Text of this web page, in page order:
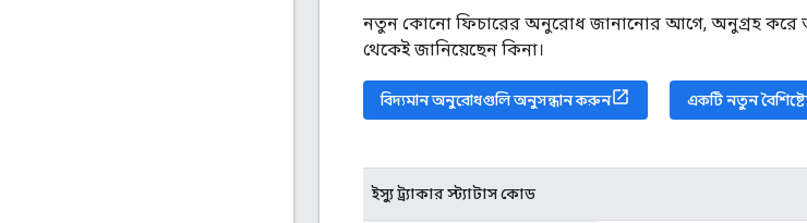
নতুন কোনো ফিচারের অনুরোধ জানানোর আগে, অনুগ্রহ
থেকেই জানিয়েছেন কিনা।
বিদ্যমান অনুরোধগুলি অনুসন্ধান করুন একটি নতুন
ইস্যু ট্র্যাকার স্ট্যাটাস কোড